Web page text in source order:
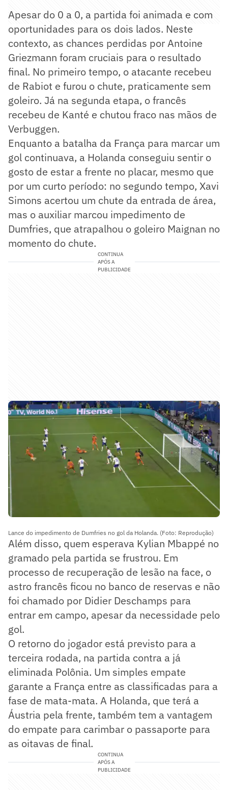
Apesar do 0 a 0, a partida foi animada e com
oportunidades para os dois lados. Neste
contexto, as chances perdidas por Antoine
Griezmann foram cruciais para o resultado
final. No primeiro tempo, o atacante recebeu
de Rabiot e furou o chute, praticamente sem
goleiro. Já na segunda etapa, o francês
recebeu de Kanté e chutou fraco nas mãos de
Verbuggen.
Enquanto a batalha da França para marcar um
gol continuava, a Holanda conseguiu sentir o
gosto de estar a frente no placar, mesmo que
por um curto período: no segundo tempo, Xavi
Simons acertou um chute da entrada de área,
mas o auxiliar marcou impedimento de
Dumfries, que atrapalhou o goleiro Maignan no
momento do chute.
CONTINUA
APÓS A
PUBLICIDADE
Lance do impedimento de Dumfries no gol da Holanda. (Foto: Reprodução)
Além disso, quem esperava Kylian Mbappé no
gramado pela partida se frustrou. Em
processo de recuperação de lesão na face, o
astro francês ficou no banco de reservas e não
foi chamado por Didier Deschamps para
entrar em campo, apesar da necessidade pelo
gol.
O retorno do jogador está previsto para a
terceira rodada, na partida contra a já
eliminada Polônia. Um simples empate
garante a França entre as classificadas para a
fase de mata-mata. A Holanda, que terá a
Áustria pela frente, também tem a vantagem
do empate para carimbar o passaporte para
as oitavas de final.
CONTINUA
APÓS A
PUBLICIDADE